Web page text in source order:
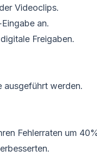
Videoclips.
an.
Freigaben.
ausgeführt werden.
Fehlerraten um